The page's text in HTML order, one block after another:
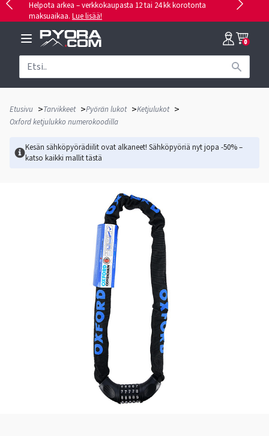
Helpota arkea – verkkokaupasta 12 tai 24 kk korotonta
maksuaikaa. Lue lisää!
0
Etusivu >Tarvikkeet >Pyörän lukot >Ketjulukot >
Oxford ketjulukko numerokoodilla
Kesän sähköpyörädiilit ovat alkaneet! Sähköpyöriä nyt jopa -50% –
katso kaikki mallittästä